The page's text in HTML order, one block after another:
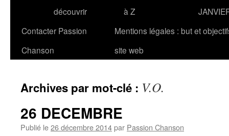
découvrir
à Z
Contacter Passion
Chanson
Mentions légales : but et
site web
Archives par mot-clé : V.O.
26 DECEMBRE
Publié le26 décembre 2014par Passion Chanson